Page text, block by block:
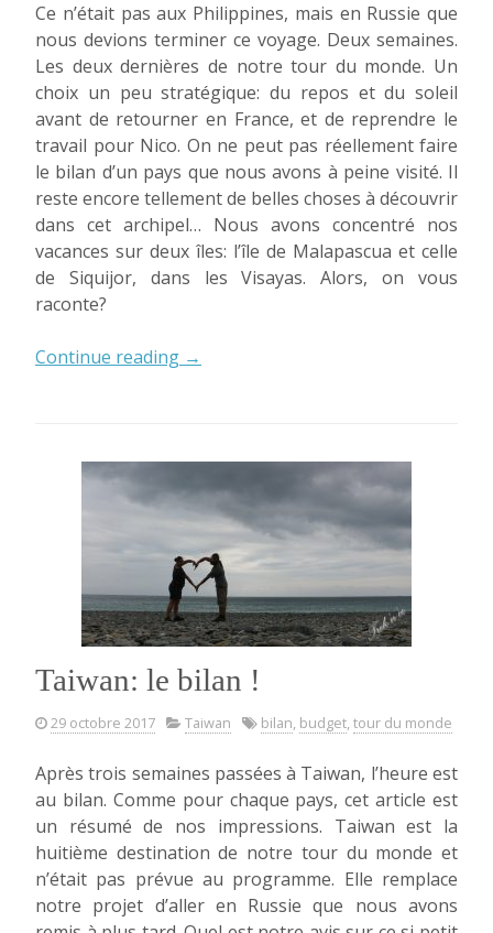
Ce n’était pas aux Philippines, mais en Russie que
nous devions terminer ce voyage. Deux semaines.
Les deux dernières de notre tour du monde. Un
choix un peu stratégique: du repos et du soleil
avant de retourner en France, et de reprendre le
travail pour Nico. On ne peut pas réellement faire
le bilan d’un pays que nous avons à peine visité. Il
reste encore tellement de belles choses à découvrir
dans cet archipel… Nous avons concentré nos
vacances sur deux îles: l’île de Malapascua et celle
de Siquijor, dans les Visayas. Alors, on vous
raconte?
Continue reading « Bilan
aux
Philippines,
et
fin
d’un
long
voyage »
→
Taiwan: le bilan !
29 octobre 2017 Taiwan bilan, budget, tour du monde
Après trois semaines passées à Taiwan, l’heure est
au bilan. Comme pour chaque pays, cet article est
un résumé de nos impressions. Taiwan est la
huitième destination de notre tour du monde et
n’était pas prévue au programme. Elle remplace
notre projet d’aller en Russie que nous avons